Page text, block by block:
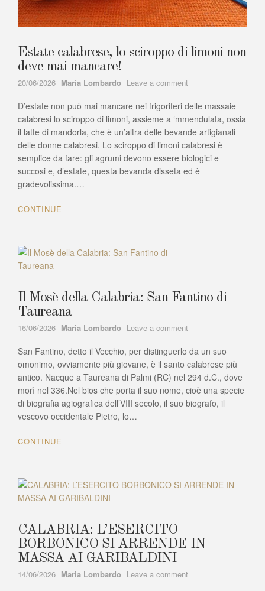
Estate calabrese, lo sciroppo di limoni non
deve mai mancare!
20/06/2026 Author
Maria Lombardo Leave a comment
calabrese,
lo
sciroppo
di
limoni
non
deve
D’estate non può mai mancare nei frigoriferi delle massaie
calabresi lo sciroppo di limoni, assieme a ‘mmendulata, ossia
il latte di mandorla, che è un’altra delle bevande artigianali
delle donne calabresi. Lo sciroppo di limoni calabresi è
semplice da fare: gli agrumi devono essere biologici e
succosi e, d’estate, questa bevanda disseta ed è
gradevolissima.…
CONTINUE
Il Mosè della Calabria: San Fantino di
Taureana
16/06/2026 Author
Maria Lombardo Leave a comment
Mosè
della
Calabria:
San
Fantino
di
San Fantino, detto il Vecchio, per distinguerlo da un suo
omonimo, ovviamente più giovane, è il santo calabrese più
antico. Nacque a Taureana di Palmi (RC) nel 294 d.C., dove
morì nel 336.Nel bios che porta il suo nome, cioè una specie
di biografia agiografica dell’VIII secolo, il suo biografo, il
vescovo occidentale Pietro, lo…
CONTINUE
CALABRIA: L’ESERCITO
BORBONICO SI ARRENDE IN
MASSA AI GARIBALDINI
14/06/2026 Author
Maria Lombardo Leave a comment